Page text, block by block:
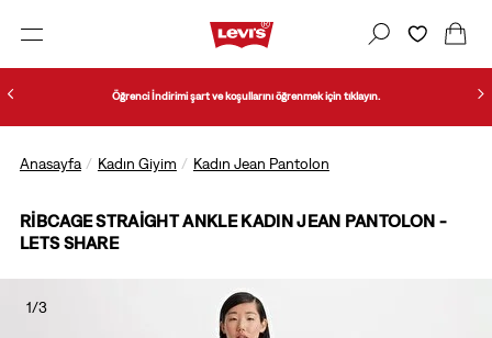
Öğrenci İndirimi şart ve koşullarını öğrenmek için tıklayın.
Anasayfa Kadın Giyim Kadın Jean Pantolon
RIBCAGE STRAIGHT ANKLE KADIN JEAN PANTOLON -
LETS SHARE
1/3